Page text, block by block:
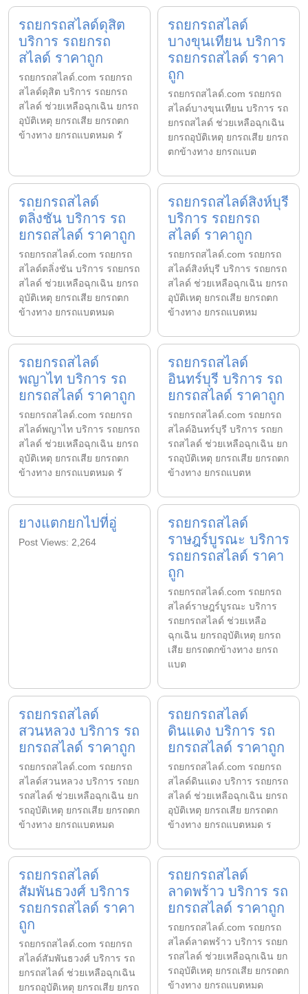
รถยกรถสไลด์ดุสิต
บริการ รถยกรถ
สไลด์ ราคาถูก
รถยกรถสไลด์.com รถยกรถ
สไลด์ดุสิต บริการ รถยกรถ
สไลด์ ช่วยเหลือฉุกเฉิน ยกรถ
อุบัติเหตุ ยกรถเสีย ยกรถตก
ข้างทาง ยกรถแบตหมด รั
รถยกรถสไลด์
บางขุนเทียน บริการ
รถยกรถสไลด์ ราคา
ถูก
รถยกรถสไลด์.com รถยกรถ
สไลด์บางขุนเทียน บริการ รถ
ยกรถสไลด์ ช่วยเหลือฉุกเฉิน
ยกรถอุบัติเหตุ ยกรถเสีย ยกรถ
ตกข้างทาง ยกรถแบต
รถยกรถสไลด์
ตลิ่งชัน บริการ รถ
ยกรถสไลด์ ราคาถูก
รถยกรถสไลด์.com รถยกรถ
สไลด์ตลิ่งชัน บริการ รถยกรถ
สไลด์ ช่วยเหลือฉุกเฉิน ยกรถ
อุบัติเหตุ ยกรถเสีย ยกรถตก
ข้างทาง ยกรถแบตหมด
รถยกรถสไลด์สิงห์บุรี
บริการ รถยกรถ
สไลด์ ราคาถูก
รถยกรถสไลด์.com รถยกรถ
สไลด์สิงห์บุรี บริการ รถยกรถ
สไลด์ ช่วยเหลือฉุกเฉิน ยกรถ
อุบัติเหตุ ยกรถเสีย ยกรถตก
ข้างทาง ยกรถแบตหม
รถยกรถสไลด์
พญาไท บริการ รถ
ยกรถสไลด์ ราคาถูก
รถยกรถสไลด์.com รถยกรถ
สไลด์พญาไท บริการ รถยกรถ
สไลด์ ช่วยเหลือฉุกเฉิน ยกรถ
อุบัติเหตุ ยกรถเสีย ยกรถตก
ข้างทาง ยกรถแบตหมด รั
รถยกรถสไลด์
อินทร์บุรี บริการ รถ
ยกรถสไลด์ ราคาถูก
รถยกรถสไลด์.com รถยกรถ
สไลด์อินทร์บุรี บริการ รถยก
รถสไลด์ ช่วยเหลือฉุกเฉิน ยก
รถอุบัติเหตุ ยกรถเสีย ยกรถตก
ข้างทาง ยกรถแบตห
ยางแตกยกไปที่อู่
Post Views: 2,264
รถยกรถสไลด์
ราษฎร์บูรณะ บริการ
รถยกรถสไลด์ ราคา
ถูก
รถยกรถสไลด์.com รถยกรถ
สไลด์ราษฎร์บูรณะ บริการ
รถยกรถสไลด์ ช่วยเหลือ
ฉุกเฉิน ยกรถอุบัติเหตุ ยกรถ
เสีย ยกรถตกข้างทาง ยกรถ
แบต
รถยกรถสไลด์
สวนหลวง บริการ รถ
ยกรถสไลด์ ราคาถูก
รถยกรถสไลด์.com รถยกรถ
สไลด์สวนหลวง บริการ รถยก
รถสไลด์ ช่วยเหลือฉุกเฉิน ยก
รถอุบัติเหตุ ยกรถเสีย ยกรถตก
ข้างทาง ยกรถแบตหมด
รถยกรถสไลด์
ดินแดง บริการ รถ
ยกรถสไลด์ ราคาถูก
รถยกรถสไลด์.com รถยกรถ
สไลด์ดินแดง บริการ รถยกรถ
สไลด์ ช่วยเหลือฉุกเฉิน ยกรถ
อุบัติเหตุ ยกรถเสีย ยกรถตก
ข้างทาง ยกรถแบตหมด ร
รถยกรถสไลด์
สัมพันธวงศ์ บริการ
รถยกรถสไลด์ ราคา
ถูก
รถยกรถสไลด์.com รถยกรถ
สไลด์สัมพันธวงศ์ บริการ รถ
ยกรถสไลด์ ช่วยเหลือฉุกเฉิน
ยกรถอุบัติเหตุ ยกรถเสีย ยกรถ
รถยกรถสไลด์
ลาดพร้าว บริการ รถ
ยกรถสไลด์ ราคาถูก
รถยกรถสไลด์.com รถยกรถ
สไลด์ลาดพร้าว บริการ รถยก
รถสไลด์ ช่วยเหลือฉุกเฉิน ยก
รถอุบัติเหตุ ยกรถเสีย ยกรถตก
ข้างทาง ยกรถแบตหมด